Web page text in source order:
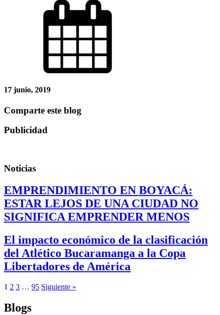
17 junio, 2019
Comparte este blog
Publicidad
Noticias
EMPRENDIMIENTO EN BOYACÁ:
ESTAR LEJOS DE UNA CIUDAD NO
SIGNIFICA EMPRENDER MENOS
El impacto económico de la clasificación
del Atlético Bucaramanga a la Copa
Libertadores de América
1 2 3 … 95 Siguiente »
Blogs